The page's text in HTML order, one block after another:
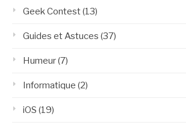
Geek Contest(13)
Guides et Astuces (37)
Humeur(7)
Informatique (2)
iOS (19)